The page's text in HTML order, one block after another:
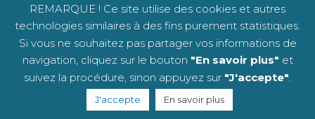
REMARQUE ! Ce site utilise des cookies et autres
technologies similaires à des fins purement statistiques.
Si vous ne souhaitez pas partager vos informations de
navigation, cliquez sur le bouton "En savoir plus" et
suivez la procédure, sinon appuyez sur "J'accepte".
J'accepte En savoir plus